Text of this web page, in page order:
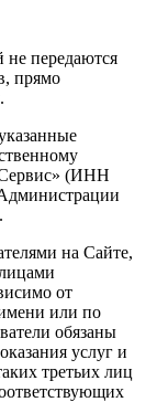
не передаются
прямо
(ИНН
на Сайте,
от
или по
обязаны
услуг и
третьих лиц